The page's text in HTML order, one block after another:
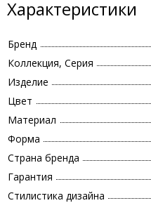
Характеристики
Бренд
Коллекция, Серия
Изделие
Цвет
Материал
Форма
Страна бренда
Гарантия
Стилистика дизайна